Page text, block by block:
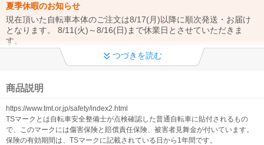
夏季休暇のお知らせ
現在頂いた自転車本体のご注文は8/17(月)以降に順次発送・お届け
となります。 8/11(火)～8/16(日)まで休業日とさせていただきま
す。
つづきを読む
商品説明
https://www.tmt.or.jp/safety/index2.html
TSマークとは自転車安全整備士が点検確認した普通自転車に貼付されるもの
で、このマークには傷害保険と賠償責任保険、被害者見舞金が付いています。
保険の有効期間は、TSマークに記載されている日から1年間です。